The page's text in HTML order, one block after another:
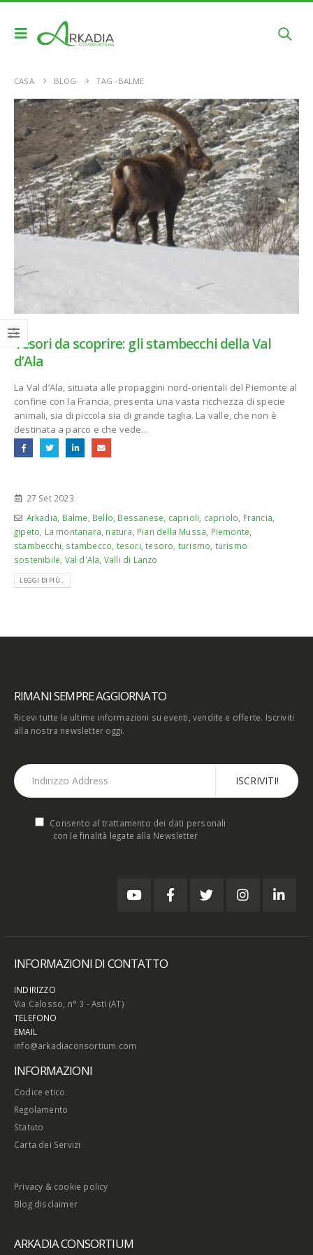
CASA BLOG TAG - BALME
Tesori da scoprire: gli stambecchi della Val
d’Ala
La Val d’Ala, situata alle propaggini nord-orientali del Piemonte al
confine con la Francia, presenta una vasta ricchezza di specie
animali, sia di piccola sia di grande taglia. La valle, che non è
destinata a parco e che vede...
27 Set 2023
Arkadia Balme Bello Bessanese caprioli capriolo Francia
gipeto La montanara natura Pian della Mussa Piemonte
stambecchi stambecco tesori ,tesoro turismo turismo
sostenibile Val d'Ala Valli di Lanzo
LEGGI DI PIÙ...
RIMANI SEMPRE AGGIORNATO
Ricevi tutte le ultime informazioni su eventi, vendite e offerte. Iscriviti
alla nostra newsletter oggi.
Consento al trattamento dei dati personali
con le finalità legate alla Newsletter
INFORMAZIONI DI CONTATTO
INDIRIZZO
Via Calosso, n° 3 - Asti (AT)
TELEFONO
EMAIL
info@arkadiaconsortium.com
INFORMAZIONI
Codice etico
Regolamento
Statuto
Carta dei Servizi
Privacy & cookie policy
Blog disclaimer
ARKADIA CONSORTIUM